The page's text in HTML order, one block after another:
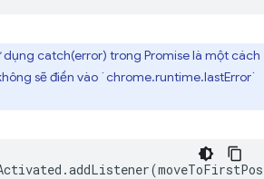
dụng catch(error) trong Promise là một cách
sẽ điền vào `chrome.runtime.lastError`
.addListener(